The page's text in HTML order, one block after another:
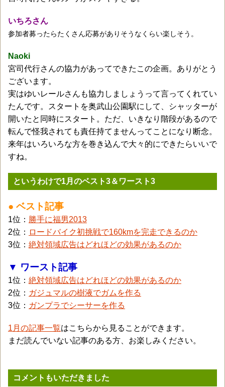
いちろさん
参加者募ったらたくさん応募がありそうなくらい楽しそう。
Naoki
宮司代行さんの協力があってできたこの企画。ありがとう
ございます。
実はゆいレールさんも協力しましょうって言ってくれてい
たんです。スタートを奥武山公園駅にして、シャッターが
開いたと同時にスタート。ただ、いきなり階段があるので
転んで怪我されても責任持てませんってことになり断念。
来年はいろいろな方を巻き込んで大々的にできたらいいで
すね。
というわけで1月のベスト3＆ワースト3
● ベスト記事
1位： 勝手に福男2013
2位： ロードバイク初挑戦で160kmを完走できるのか
3位： 絶対領域広告はどれほどの効果があるのか
▼ ワースト記事
1位： 絶対領域広告はどれほどの効果があるのか
2位： ガジュマルの樹液でガムを作る
3位： ガンプラでシーサーを作る
1月の記事一覧はこちらから見ることができます。
まだ読んでいない記事のある方、お楽しみください。
コメントもいただきました